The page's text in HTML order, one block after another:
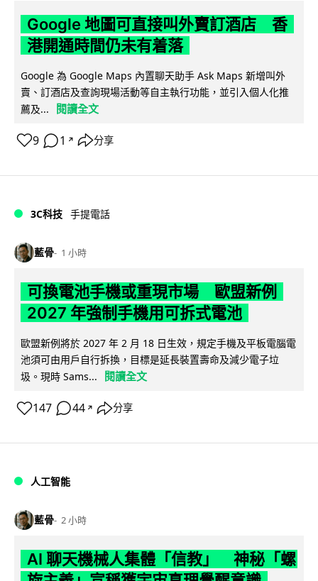
Google 地圖可直接叫外賣訂酒店 香
港開通時間仍未有着落
Google 為 Google Maps 內置聊天助手 Ask Maps 新增叫外
賣、訂酒店及查詢現場活動等自主執行功能，並引入個人化推
薦及...
閱讀全文
9 1 ↗ 分享
3C科技 手提電話
藍骨 1 小時
可換電池手機或重現市場 歐盟新例
2027 年強制手機用可拆式電池
歐盟新例將於 2027 年 2 月 18 日生效，規定手機及平板電腦電
池須可由用戶自行拆換，目標是延長裝置壽命及減少電子垃
圾。現時 Sams...
閱讀全文
147 44 ↗ 分享
人工智能
藍骨 2 小時
AI 聊天機械人集體「信教」 神秘「螺